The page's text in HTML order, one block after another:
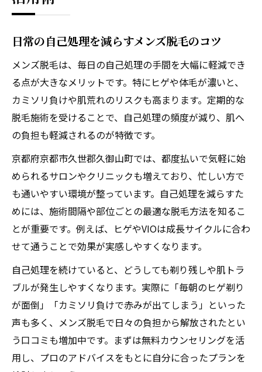
日常の自己処理を減らすメンズ脱毛のコツ
メンズ脱毛は、毎日の自己処理の手間を大幅に軽減でき
る点が大きなメリットです。特にヒゲや体毛が濃いと、
カミソリ負けや肌荒れのリスクも高まります。定期的な
脱毛施術を受けることで、自己処理の頻度が減り、肌へ
の負担も軽減されるのが特徴です。
京都府京都市久世郡久御山町では、都度払いで気軽に始
められるサロンやクリニックも増えており、忙しい方で
も通いやすい環境が整っています。自己処理を減らすた
めには、施術間隔や部位ごとの最適な脱毛方法を知るこ
とが重要です。例えば、ヒゲやVIOは成長サイクルに合わ
せて通うことで効果が実感しやすくなります。
自己処理を続けていると、どうしても剃り残しや肌トラ
ブルが発生しやすくなります。実際に「毎朝のヒゲ剃り
が面倒」「カミソリ負けで赤みが出てしまう」といった
声も多く、メンズ脱毛で日々の負担から解放されたとい
う口コミも増加中です。まずは無料カウンセリングを活
用し、プロのアドバイスをもとに自分に合ったプランを